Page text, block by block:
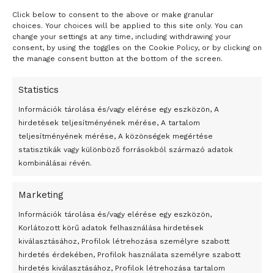
Click below to consent to the above or make granular
choices. Your choices will be applied to this site only. You can
change your settings at any time, including withdrawing your
consent, by using the toggles on the Cookie Policy, or by clicking on
the manage consent button at the bottom of the screen.
Statistics
Információk tárolása és/vagy elérése egy eszközön, A
hirdetések teljesítményének mérése, A tartalom
teljesítményének mérése, A közönségek megértése
statisztikák vagy különböző forrásokból származó adatok
kombinálásai révén.
Marketing
Információk tárolása és/vagy elérése egy eszközön,
Korlátozott körű adatok felhasználása hirdetések
kiválasztásához, Profilok létrehozása személyre szabott
hirdetés érdekében, Profilok használata személyre szabott
hirdetés kiválasztásához, Profilok létrehozása tartalom
- H I R D E T É S -
Átmenetileg szünetelnek az összecsapások Bahmutnál
Egy vagyonért adták el Banksy művét miután elégették.